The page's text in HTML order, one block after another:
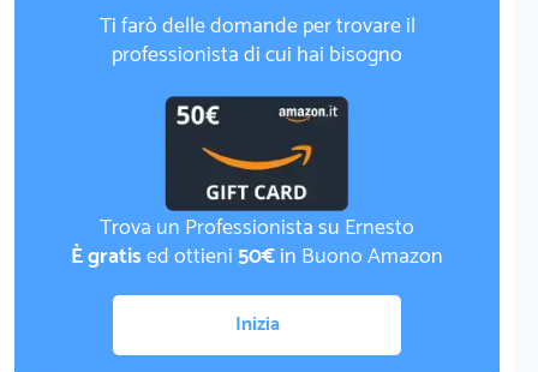
Ti farò delle domande per trovare il
professionista di cui hai bisogno
Trova un Professionista su Ernesto
È gratised ottieni50€in Buono Amazon
Inizia